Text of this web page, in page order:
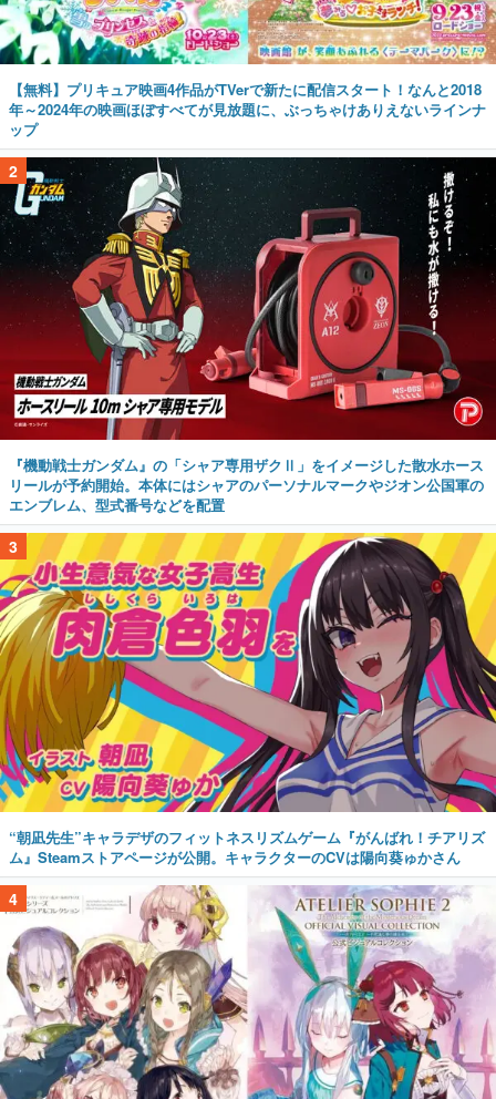
【無料】プリキュア映画4作品がTVerで新たに配信スタート！なんと2018
年～2024年の映画ほぼすべてが見放題に、ぶっちゃけありえないラインナ
ップ
2
『機動戦士ガンダム』の「シャア専用ザクⅡ」をイメージした散水ホース
リールが予約開始。本体にはシャアのパーソナルマークやジオン公国軍の
エンブレム、型式番号などを配置
3
“朝凪先生”キャラデザのフィットネスリズムゲーム『がんばれ！チアリズ
ム』Steamストアページが公開。キャラクターのCVは陽向葵ゅかさん
4